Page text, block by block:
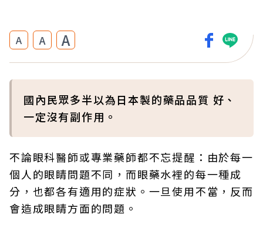
A A A
國內民眾多半以為日本製的藥品品質 好、
一定沒有副作用。
不論眼科醫師或專業藥師都不忘提醒：由於每一
個人的眼睛問題不同，而眼藥水裡的每一種成
分，也都各有適用的症狀。一旦使用不當，反而
會造成眼睛方面的問題。